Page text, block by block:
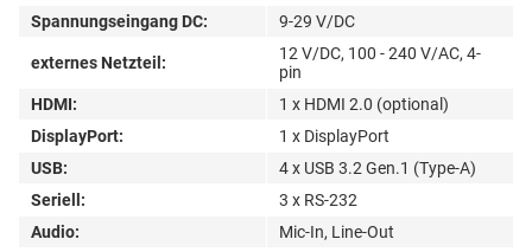
Spannungseingang DC:
9-29 V/DC
externes Netzteil:
12 V/DC, 100 - 240 V/AC, 4-
pin
HDMI:
1 x HDMI 2.0 (optional)
DisplayPort:
1 x DisplayPort
USB:
4 x USB 3.2 Gen.1 (Type-A)
Seriell:
3 x RS-232
Audio:
Mic-In, Line-Out